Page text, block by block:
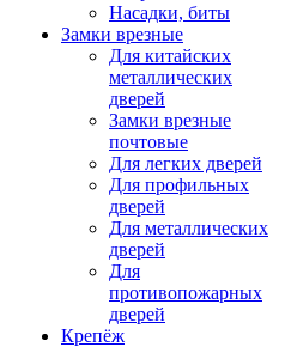
Насадки, биты
Замки врезные
Для китайских
металлических
дверей
Замки врезные
почтовые
Для легких дверей
Для профильных
дверей
Для металлических
дверей
Для
противопожарных
дверей
Крепёж